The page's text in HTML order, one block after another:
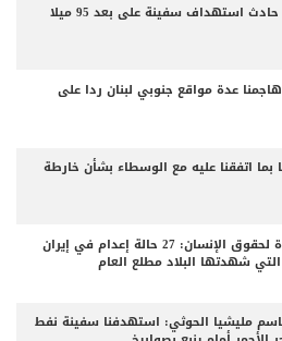
هيئة بحرية: بلاغ عن حادث استهداف سفينة على بعد 95 ميلا
عدة مواقع جنوبي لبنان ردا على
اتفقنا عليه مع الوسطاء بشأن خارطة
مفوض الأمم المتحدة لحقوق الإنسان: 27 حالة إعدام في إيران
شهدتها البلاد مطلع العام
مليشيا الحوثي: استهدفنا سفينة نفط